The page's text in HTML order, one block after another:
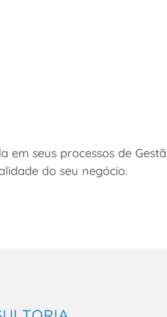
em seus processos de
do seu negócio.